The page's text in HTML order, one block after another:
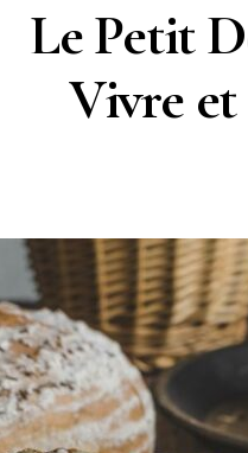
Le Petit
Vivre et